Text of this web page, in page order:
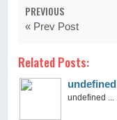
PREVIOUS
« Prev Post
Related Posts:
undefined
undefined ...